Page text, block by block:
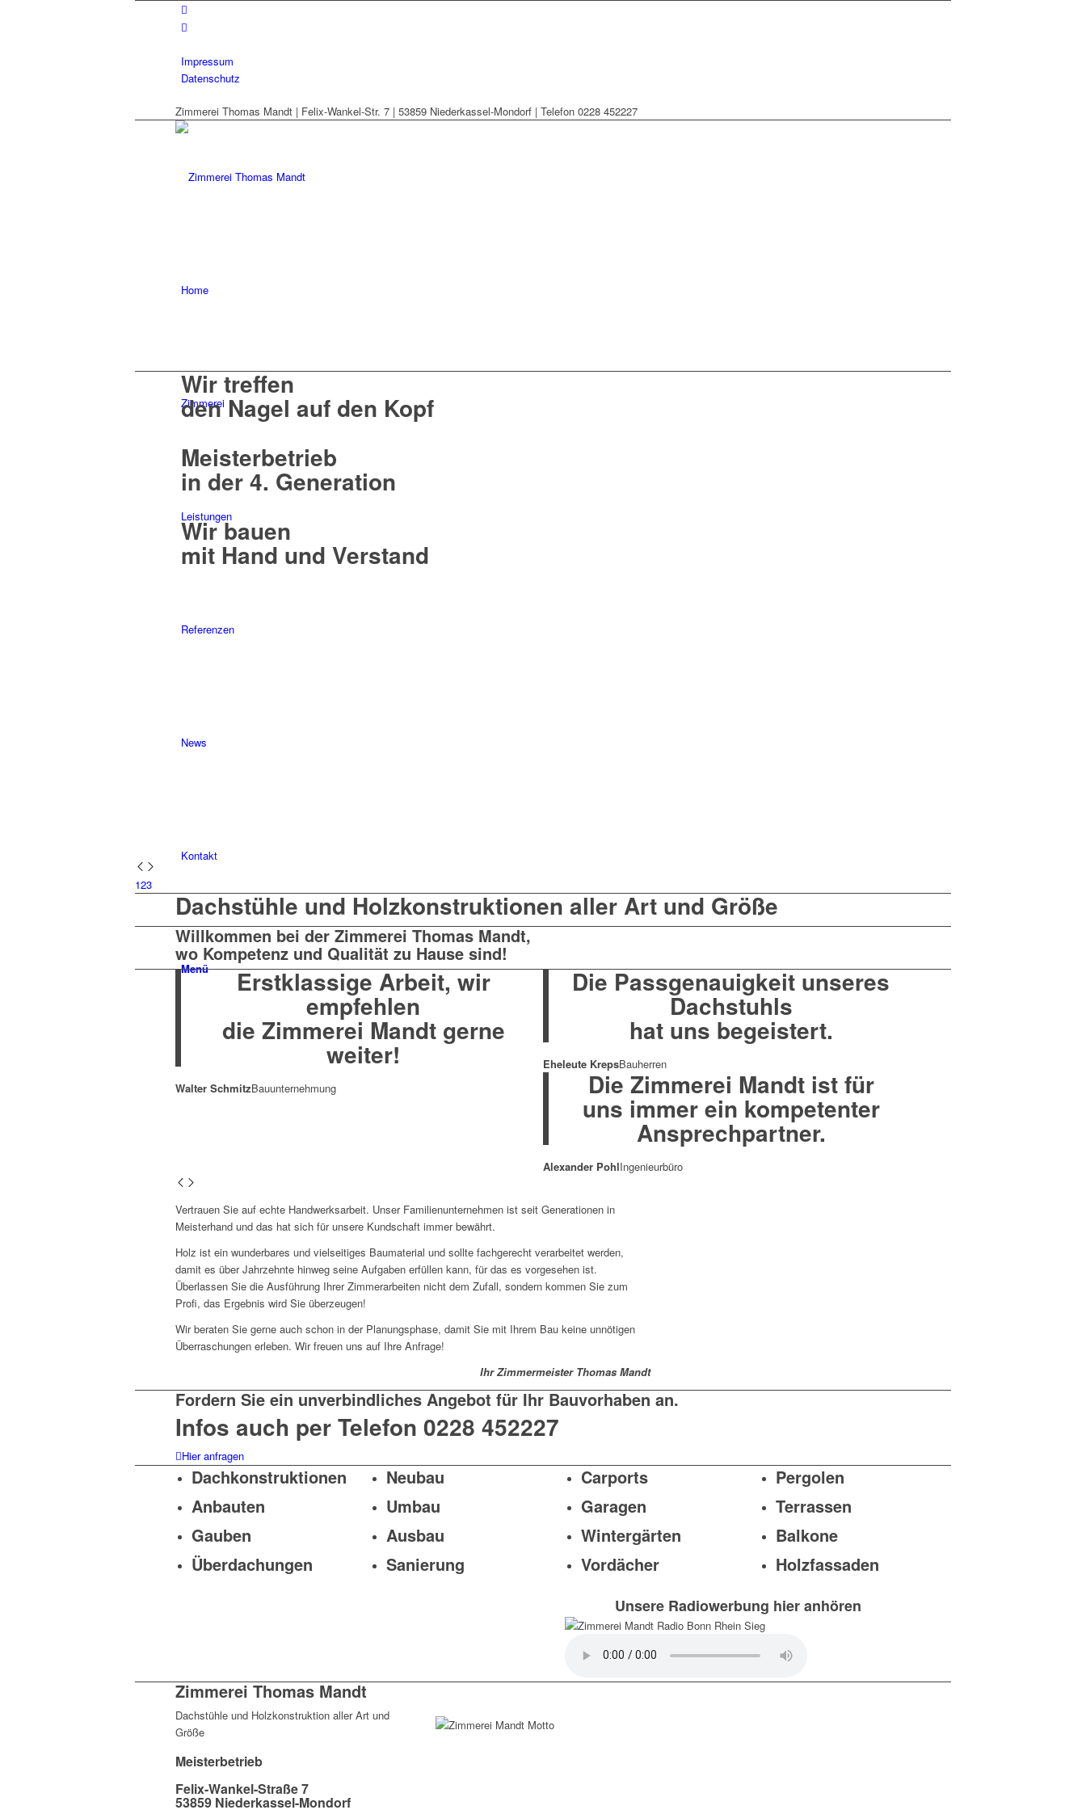
Impressum
Datenschutz
Zimmerei Thomas Mandt | Felix-Wankel-Str. 7 | 53859 Niederkassel-Mondorf | Telefon 0228 452227
Home
Zimmerei
Leistungen
Referenzen
News
Kontakt
Menü
Wir treffen
den Nagel auf den Kopf
Meisterbetrieb
in der 4. Generation
Wir bauen
mit Hand und Verstand
123
Dachstühle und Holzkonstruktionen aller Art und Größe
Willkommen bei der Zimmerei Thomas Mandt,
wo Kompetenz und Qualität zu Hause sind!
Erstklassige Arbeit, wir
empfehlen
die Zimmerei Mandt gerne
weiter!
Walter SchmitzBauunternehmung
Die Passgenauigkeit unseres
Dachstuhls
hat uns begeistert.
Eheleute KrepsBauherren
Die Zimmerei Mandt ist für
uns immer ein kompetenter
Ansprechpartner.
Alexander PohlIngenieurbüro
Vertrauen Sie auf echte Handwerksarbeit. Unser Familienunternehmen ist seit Generationen in
Meisterhand und das hat sich für unsere Kundschaft immer bewährt.
Holz ist ein wunderbares und vielseitiges Baumaterial und sollte fachgerecht verarbeitet werden,
damit es über Jahrzehnte hinweg seine Aufgaben erfüllen kann, für das es vorgesehen ist.
Überlassen Sie die Ausführung Ihrer Zimmerarbeiten nicht dem Zufall, sondern kommen Sie zum
Profi, das Ergebnis wird Sie überzeugen!
Wir beraten Sie gerne auch schon in der Planungsphase, damit Sie mit Ihrem Bau keine unnötigen
Überraschungen erleben. Wir freuen uns auf Ihre Anfrage!
Ihr Zimmermeister Thomas Mandt
Fordern Sie ein unverbindliches Angebot für Ihr Bauvorhaben an.
Infos auch per Telefon 0228 452227
Hier anfragen
Dachkonstruktionen
Anbauten
Gauben
Überdachungen
Neubau
Umbau
Ausbau
Sanierung
Carports
Garagen
Wintergärten
Vordächer
Pergolen
Terrassen
Balkone
Holzfassaden
Unsere Radiowerbung hier anhören
Zimmerei Thomas Mandt
Dachstühle und Holzkonstruktion aller Art und
Größe
Meisterbetrieb
Felix-Wankel-Straße 7
53859 Niederkassel-Mondorf